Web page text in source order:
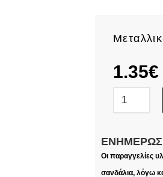
1.35€
Οι παραγγελίες
σανδάλια, λόγω